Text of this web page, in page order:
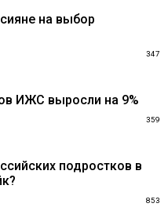
на выбор
347
ИЖС выросли на 9%
359
подростков в
853